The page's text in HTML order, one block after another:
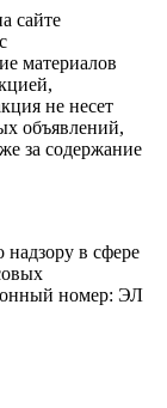
сайте
материалов
не несет
объявлений,
за содержание
в сфере
номер: ЭЛ